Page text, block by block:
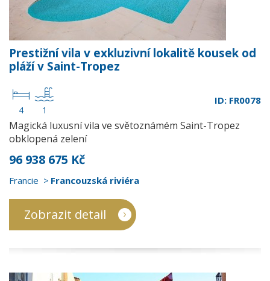
Prestižní vila v exkluzivní lokalitě kousek od
pláží v Saint-Tropez
4 1
ID: FR0078
Magická luxusní vila ve světoznámém Saint-Tropez
obklopená zelení
96 938 675 Kč
Francie Francouzská riviéra
Zobrazit detail